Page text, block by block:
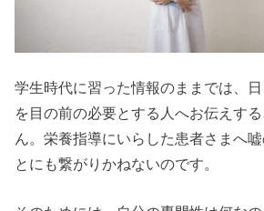
学生時代に習った情報のままでは、
を目の前の必要とする人へお伝えす
ん。栄養指導にいらした患者さまへ
とにも繋がりかねないのです。